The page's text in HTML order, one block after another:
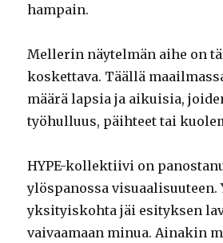
hampain.
Mellerin näytelmän aihe on
koskettava. Täällä
määrä lapsia ja aikuisia,
työhulluus, päihteet tai
HYPE-kollektiivi on
ylöspanossa visuaalisuuteen.
yksityiskohta jäi esityksen
vaivaamaan minua. Ainakin